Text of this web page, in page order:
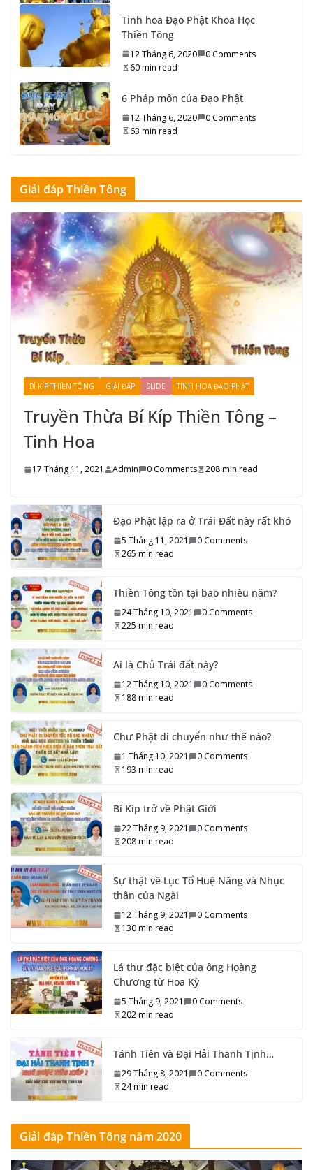
15 Tháng 9, 2020
Chân Như
15 Tháng 9, 2020 0 Comments 6 min read
Giáo Lý Thích Ca…
17 Tháng 9, 2020 0 Comments 6 min read
8 min read
Tinh hoa Đạo Phật Khoa Học
Thiền Tông
12 Tháng 6, 2020
0 Comments
60 min read
6 Pháp môn của Đạo Phật
12 Tháng 6, 2020
0 Comments
63 min read
Giải đáp Thiền Tông
BÍ KÍP THIỀN TÔNG GIẢI ĐÁP SLIDE TINH HOA ĐẠO PHẬT
Truyền Thừa Bí Kíp Thiền Tông –
Tinh Hoa
17 Tháng 11, 2021 Admin 0 Comments 208 min read
Đạo Phật lập ra ở Trái Đất này rất khó
5 Tháng 11, 2021
0 Comments
265 min read
Thiền Tông tồn tại bao nhiêu năm?
24 Tháng 10, 2021
0 Comments
225 min read
Ai là Chủ Trái đất này?
12 Tháng 10, 2021
0 Comments
188 min read
Chư Phật di chuyển như thế nào?
1 Tháng 10, 2021
0 Comments
193 min read
Bí Kíp trở về Phật Giới
22 Tháng 9, 2021
0 Comments
208 min read
Sự thật về Lục Tổ Huệ Năng và Nhục
thân của Ngài
12 Tháng 9, 2021
0 Comments
130 min read
Lá thư đặc biệt của ông Hoàng
Chương từ Hoa Kỳ
5 Tháng 9, 2021
0 Comments
202 min read
Tánh Tiên và Đại Hải Thanh Tịnh…
29 Tháng 8, 2021
0 Comments
24 min read
Giải đáp Thiền Tông năm 2020